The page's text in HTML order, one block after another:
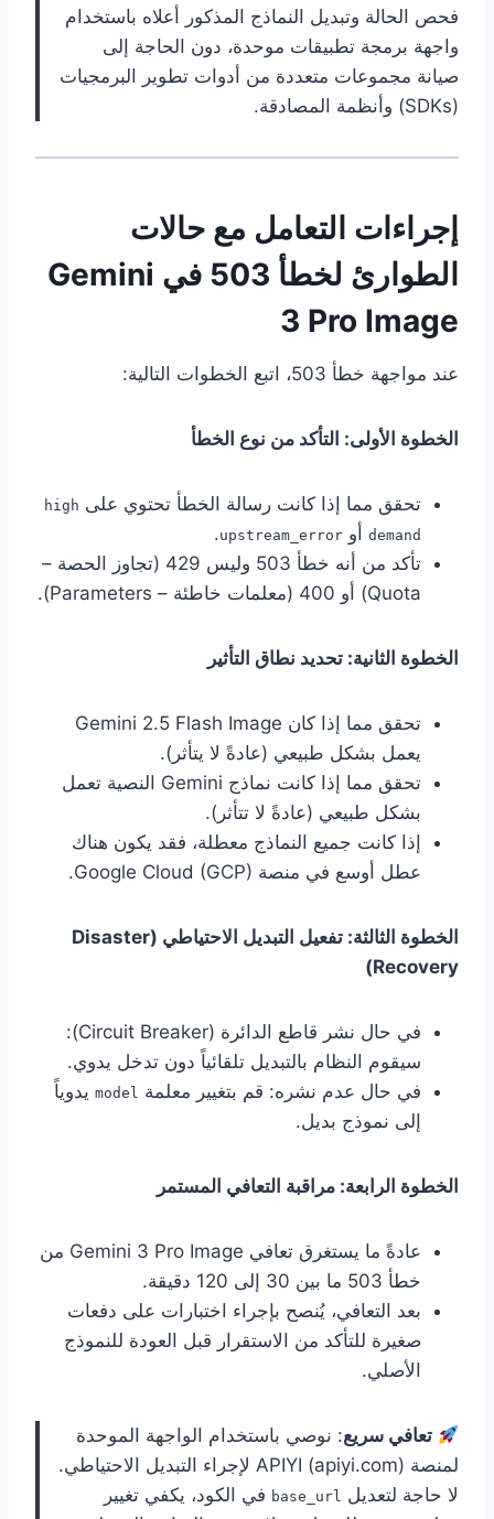
فحص الحالة وتبديل النماذج المذكور أعلاه باستخدام
واجهة برمجة تطبيقات موحدة، دون الحاجة إلى
صيانة مجموعات متعددة من أدوات تطوير البرمجيات
(SDKs) وأنظمة المصادقة.
إجراءات التعامل مع حالات
الطوارئ لخطأ 503 في Gemini
3 Pro Image
عند مواجهة خطأ 503، اتبع الخطوات التالية:
الخطوة الأولى: التأكد من نوع الخطأ
تحقق مما إذا كانت رسالة الخطأ تحتوي على high
demand
أو upstream_error
.
تأكد من أنه خطأ 503 وليس 429 (تجاوز الحصة –
Quota) أو 400 (معلمات خاطئة – Parameters).
الخطوة الثانية: تحديد نطاق التأثير
تحقق مما إذا كان Gemini 2.5 Flash Image
يعمل بشكل طبيعي (عادةً لا يتأثر).
تحقق مما إذا كانت نماذج Gemini النصية تعمل
بشكل طبيعي (عادةً لا تتأثر).
إذا كانت جميع النماذج معطلة، فقد يكون هناك
عطل أوسع في منصة Google Cloud (GCP).
الخطوة الثالثة: تفعيل التبديل الاحتياطي (Disaster
Recovery)
في حال نشر قاطع الدائرة (Circuit Breaker):
سيقوم النظام بالتبديل تلقائياً دون تدخل يدوي.
في حال عدم نشره: قم بتغيير معلمة model يدوياً
إلى نموذج بديل.
الخطوة الرابعة: مراقبة التعافي المستمر
عادةً ما يستغرق تعافي Gemini 3 Pro Image من
خطأ 503 ما بين 30 إلى 120 دقيقة.
بعد التعافي، يُنصح بإجراء اختبارات على دفعات
صغيرة للتأكد من الاستقرار قبل العودة للنموذج
الأصلي.
تعافي سريع: نوصي باستخدام الواجهة الموحدة
لمنصة APIYI (apiyi.com) لإجراء التبديل الاحتياطي.
لا حاجة لتعديل base_url في الكود، يكفي تغيير